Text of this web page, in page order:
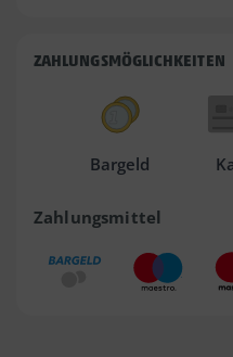
ZAHLUNGSMÖGLICHKEITEN
Bargeld
Zahlungsmittel